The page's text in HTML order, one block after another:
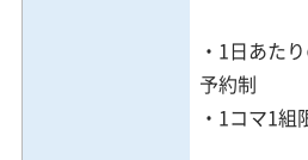
・1日あた
予約制
・1コマ1組